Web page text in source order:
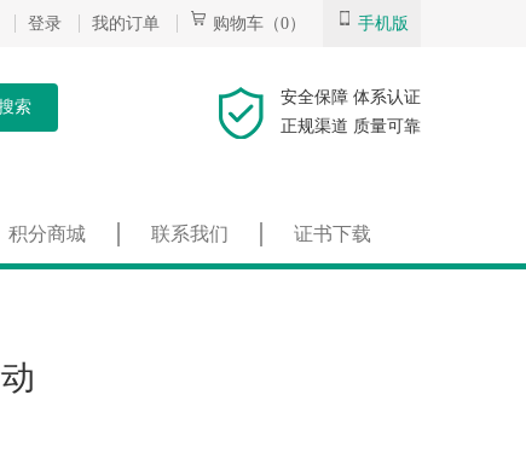
登录 我的订单 购物车（0） 手机版
索
安全保障 体系认证
正规渠道 质量可靠
积分商城 联系我们 证书下载